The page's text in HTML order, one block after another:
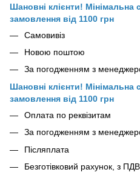
Шановні клієнти!
замовлення від 1100 грн
Самовивіз
Новою поштою
За погодженням з
Шановні клієнти!
замовлення від 1100 грн
Оплата по реквізитам
За погодженням з
Післяплата
Безготівковий рахунок, з ПДВ